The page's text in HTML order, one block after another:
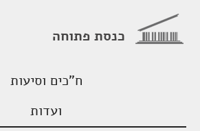
כנסת פתוחה
ח"כים וסיעות
ועדות